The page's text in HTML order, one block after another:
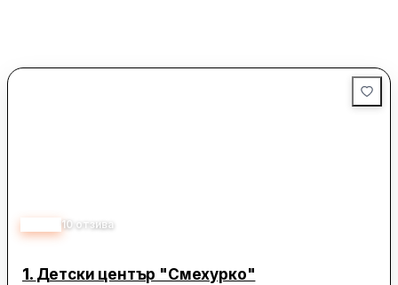
10 отзива
1. Детски център "Смехурко"